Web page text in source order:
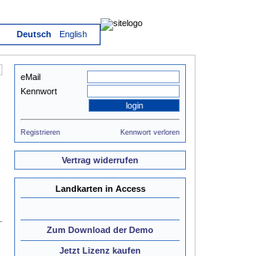
Deutsch English
eMail
Kennwort
Registrieren Kennwort verloren
Vertrag widerrufen
Landkarten in Access
Zum Download der Demo
Jetzt Lizenz kaufen